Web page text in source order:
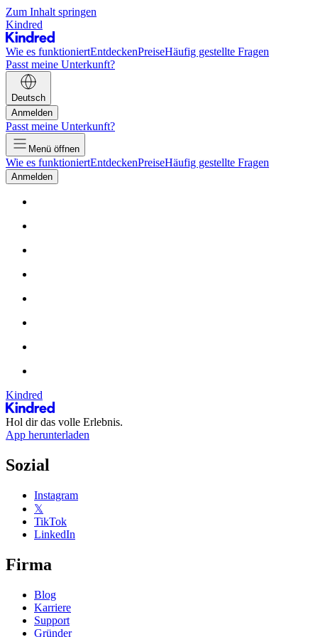
Zum Inhalt springen
Kindred
Wie es funktioniertEntdeckenPreiseHäufig gestellte Fragen
Passt meine Unterkunft?
Deutsch
Anmelden
Passt meine Unterkunft?
Menü öffnen
Wie es funktioniertEntdeckenPreiseHäufig gestellte Fragen
Anmelden
Kindred
Hol dir das volle Erlebnis.
App herunterladen
Sozial
Instagram
𝕏
TikTok
LinkedIn
Firma
Blog
Karriere
Support
Gründer